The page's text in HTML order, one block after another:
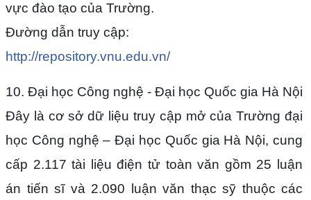
vực đào tạo của Trường.
Đường dẫn truy cập:
http://repository.vnu.edu.vn/
10. Đại học Công nghệ - Đại học Quốc gia Hà Nội
Đây là cơ sở dữ liệu truy cập mở của Trường đại
học Công nghệ – Đại học Quốc gia Hà Nội, cung
cấp 2.117 tài liệu điện tử toàn văn gồm 25 luận
án tiến sĩ và 2.090 luận văn thạc sỹ thuộc các